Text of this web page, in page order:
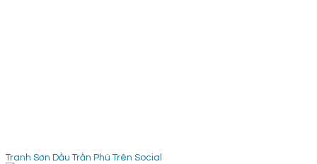
Tranh Sơn Dầu Trần Phú Trên Social